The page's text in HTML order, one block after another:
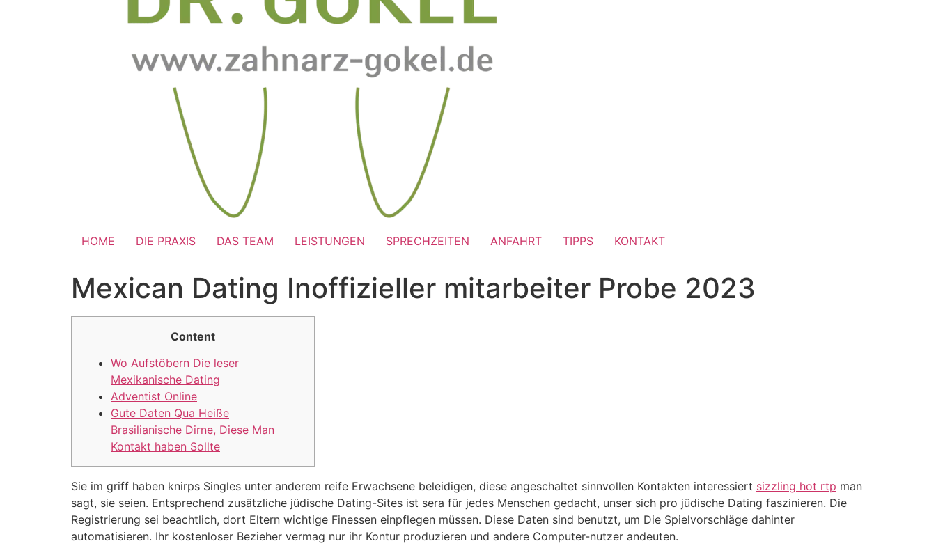
HOME DIE PRAXIS DAS TEAM LEISTUNGEN SPRECHZEITEN ANFAHRT TIPPS KONTAKT
Mexican Dating Inoffizieller mitarbeiter Probe 2023
Content
Wo Aufstöbern Die leser
Mexikanische Dating
Adventist Online
Gute Daten Qua Heiße
Brasilianische Dirne, Diese Man
Kontakt haben Sollte
Sie im griff haben knirps Singles unter anderem reife Erwachsene beleidigen, diese angeschaltet sinnvollen Kontakten interessiert sizzling hot rtp man
sagt, sie seien. Entsprechend zusätzliche jüdische Dating-Sites ist sera für jedes Menschen gedacht, unser sich pro jüdische Dating faszinieren. Die
Registrierung sei beachtlich, dort Eltern wichtige Finessen einpflegen müssen. Diese Daten sind benutzt, um Die Spielvorschläge dahinter
automatisieren. Ihr kostenloser Bezieher vermag nur ihr Kontur produzieren und andere Computer-nutzer andeuten.